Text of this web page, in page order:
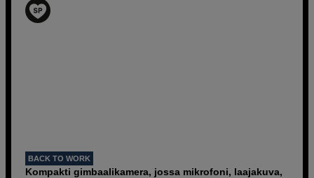
BACK TO WORK
Kompakti gimbaalikamera, jossa mikrofoni, laajakuva,